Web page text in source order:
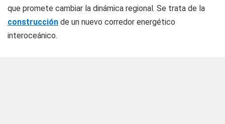
que promete cambiar la dinámica regional. Se trata de la
construcción de un nuevo corredor energético
interoceánico.